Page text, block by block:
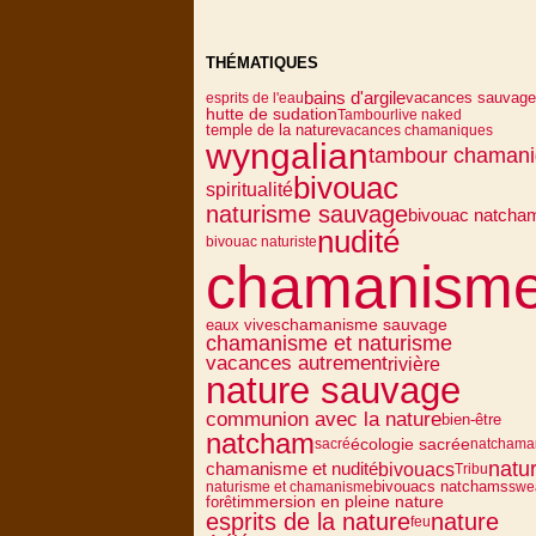
THÉMATIQUES
esprits de l'eau bains d'argilevacances
hutte de sudationTambourlive naked
temple de la naturevacances chamaniques
wyngaliantambour
spiritualité bivouac
naturisme sauvagebivouac
bivouac naturistenudité
eaux viveschamanisme sauvage
chamanisme et naturisme
vacances autrementrivière
nature sauvage
communion avec la naturebien-être
natchamsacréécologie sacrée
chamanisme et nuditébivouacsTribu
naturisme et chamanisme bivouacs natchams
forêtimmersion en pleine nature
esprits de la naturefeunature